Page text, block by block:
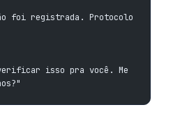
foi registrada. Protocolo
isso pra você. Me